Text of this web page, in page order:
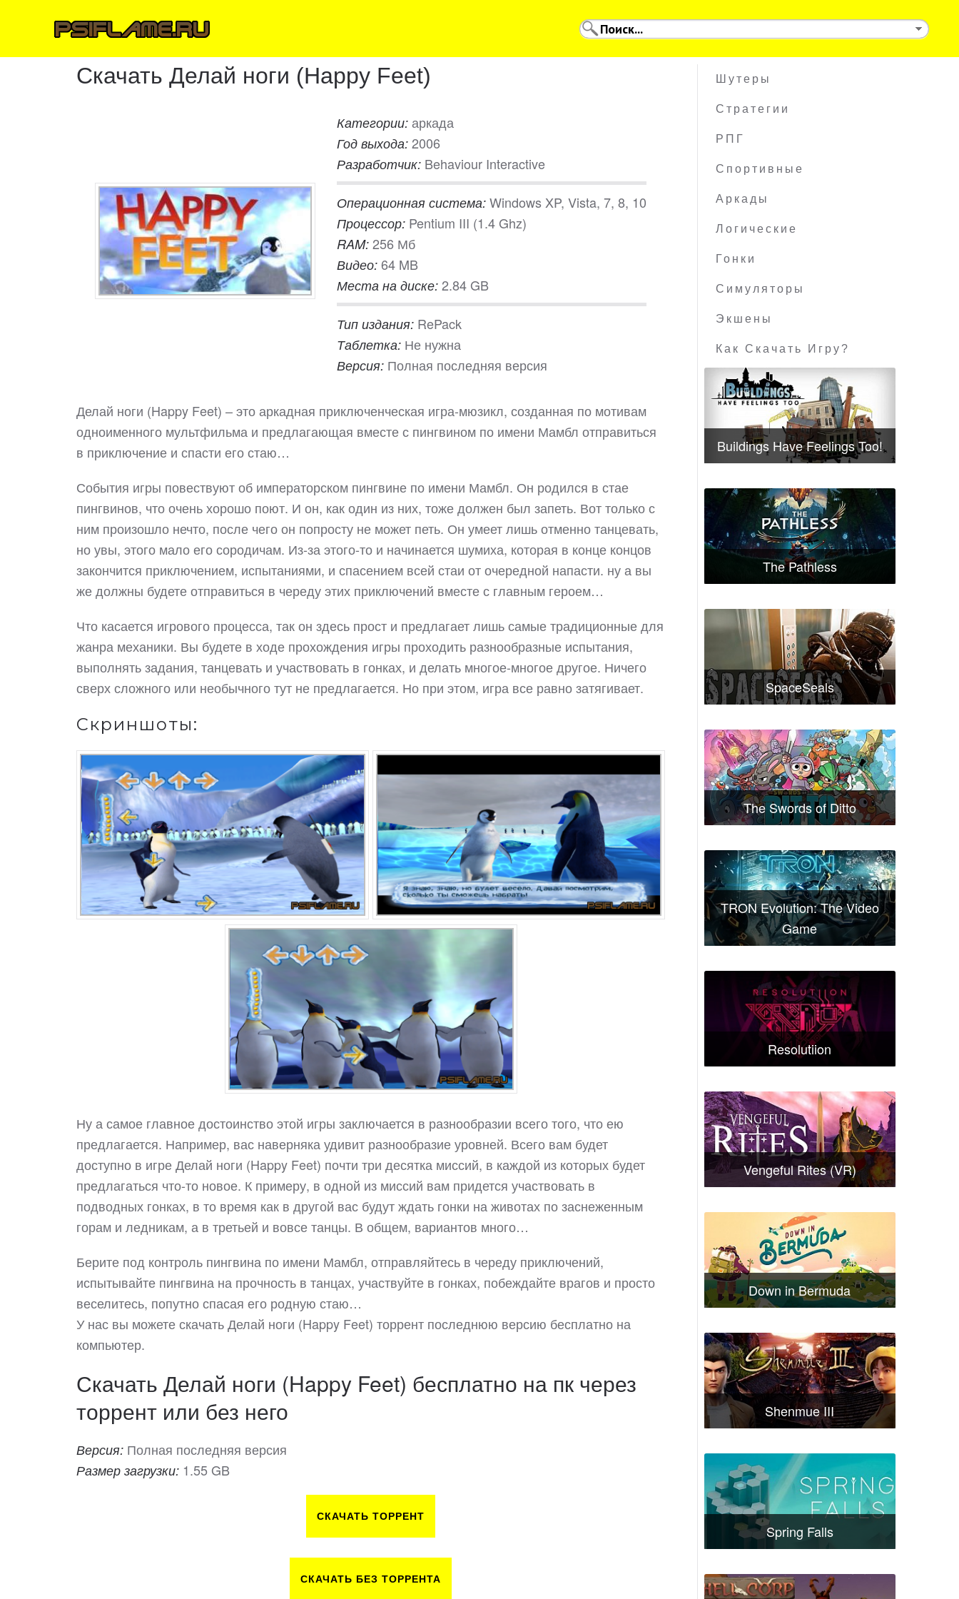
Скачать Делай ноги (Happy Feet)
Категории: аркада
Год выхода: 2006
Разработчик: Behaviour Interactive
Операционная система: Windows XP, Vista, 7, 8, 10
Процессор: Pentium III (1.4 Ghz)
RAM: 256 Мб
Видео: 64 MB
Места на диске: 2.84 GB
Тип издания: RePack
Таблетка: Не нужна
Версия: Полная последняя версия
Делай ноги (Happy Feet) – это аркадная приключенческая игра-мюзикл, созданная по мотивам
одноименного мультфильма и предлагающая вместе с пингвином по имени Мамбл отправиться
в приключение и спасти его стаю…
События игры повествуют об императорском пингвине по имени Мамбл. Он родился в стае
пингвинов, что очень хорошо поют. И он, как один из них, тоже должен был запеть. Вот только с
ним произошло нечто, после чего он попросту не может петь. Он умеет лишь отменно танцевать,
но увы, этого мало его сородичам. Из-за этого-то и начинается шумиха, которая в конце концов
закончится приключением, испытаниями, и спасением всей стаи от очередной напасти. ну а вы
же должны будете отправиться в череду этих приключений вместе с главным героем…
Что касается игрового процесса, так он здесь прост и предлагает лишь самые традиционные для
жанра механики. Вы будете в ходе прохождения игры проходить разнообразные испытания,
выполнять задания, танцевать и участвовать в гонках, и делать многое-многое другое. Ничего
сверх сложного или необычного тут не предлагается. Но при этом, игра все равно затягивает.
Скриншоты:
Ну а самое главное достоинство этой игры заключается в разнообразии всего того, что ею
предлагается. Например, вас наверняка удивит разнообразие уровней. Всего вам будет
доступно в игре Делай ноги (Happy Feet) почти три десятка миссий, в каждой из которых будет
предлагаться что-то новое. К примеру, в одной из миссий вам придется участвовать в
подводных гонках, в то время как в другой вас будут ждать гонки на животах по заснеженным
горам и ледникам, а в третьей и вовсе танцы. В общем, вариантов много…
Берите под контроль пингвина по имени Мамбл, отправляйтесь в череду приключений,
испытывайте пингвина на прочность в танцах, участвуйте в гонках, побеждайте врагов и просто
веселитесь, попутно спасая его родную стаю…
У нас вы можете скачать Делай ноги (Happy Feet) торрент последнюю версию бесплатно на
компьютер.
Скачать Делай ноги (Happy Feet) бесплатно на пк через
торрент или без него
Версия: Полная последняя версия
Размер загрузки: 1.55 GB
СКАЧАТЬ ТОРРЕНТ
СКАЧАТЬ БЕЗ ТОРРЕНТА
Шутеры
Стратегии
РПГ
Спортивные
Аркады
Логические
Гонки
Симуляторы
Экшены
Как Скачать Игру?
Buildings Have Feelings Too!
The Pathless
SpaceSeals
The Swords of Ditto
TRON Evolution: The Video
Game
Resolutiion
Vengeful Rites (VR)
Down in Bermuda
Shenmue III
Spring Falls